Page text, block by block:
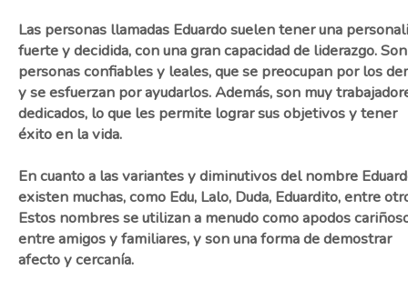
Las personas llamadas Eduardo suelen tener una
fuerte y decidida, con una gran capacidad de liderazgo. Son
personas confiables y leales, que se preocupan por los
y se esfuerzan por ayudarlos. Además, son muy
dedicados, lo que les permite lograr sus objetivos y tener
éxito en la vida.
En cuanto a las variantes y diminutivos del nombre
existen muchas, como Edu, Lalo, Duda, Eduardito, entre
Estos nombres se utilizan a menudo como apodos
entre amigos y familiares, y son una forma de demostrar
afecto y cercanía.